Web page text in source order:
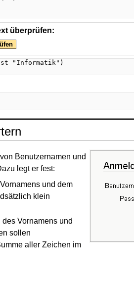
überprüfen:
Benutzernamen und
legt er fest:
und dem
klein
Vornamens und
sollen
aller Zeichen im